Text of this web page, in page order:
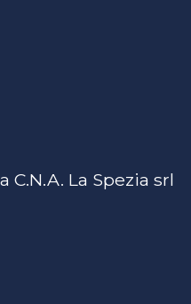
C.N.A. La Spezia srl